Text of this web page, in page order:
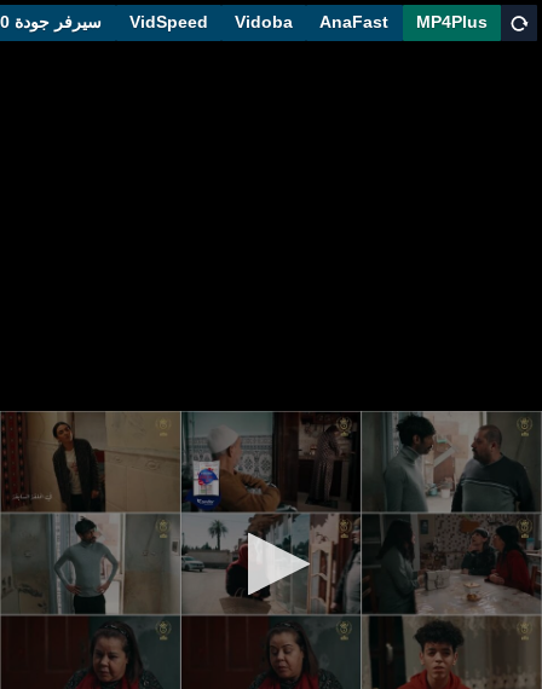
MP4Plus
AnaFast
Vidoba
VidSpeed سيرفر جودة 1080